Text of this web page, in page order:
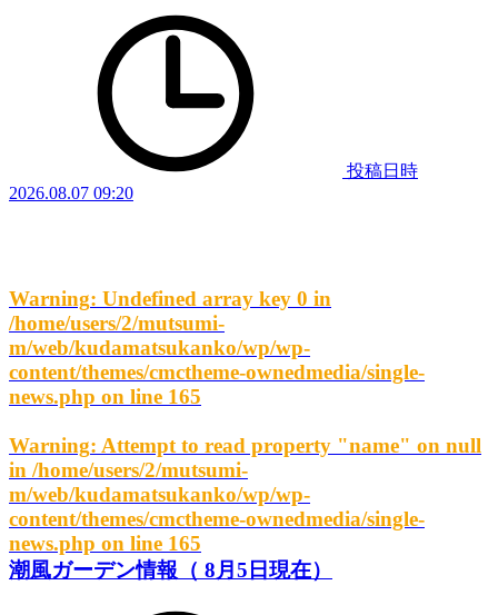
投稿日時
2026.08.07 09:20
Warning: Undefined array key 0 in
/home/users/2/mutsumi-
m/web/kudamatsukanko/wp/wp-
content/themes/cmctheme-ownedmedia/single-
news.php on line 165
Warning: Attempt to read property "name" on null
in /home/users/2/mutsumi-
m/web/kudamatsukanko/wp/wp-
content/themes/cmctheme-ownedmedia/single-
news.php on line 165
潮風ガーデン情報（ 8月5日現在）